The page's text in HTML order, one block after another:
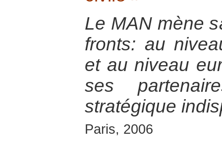
Le MAN mène
fronts: au
et au niveau
ses
stratégique
Paris, 2006